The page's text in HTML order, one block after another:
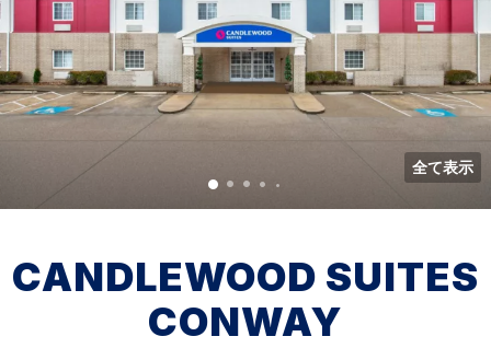
全て表示
CANDLEWOOD SUITES
CONWAY